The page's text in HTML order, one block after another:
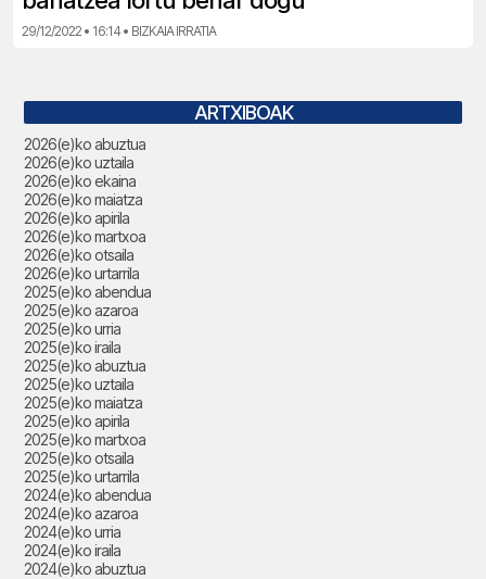
29/12/2022 • 16:14 • BIZKAIA IRRATIA
ARTXIBOAK
2026(e)ko abuztua
2026(e)ko uztaila
2026(e)ko ekaina
2026(e)ko maiatza
2026(e)ko apirila
2026(e)ko martxoa
2026(e)ko otsaila
2026(e)ko urtarrila
2025(e)ko abendua
2025(e)ko azaroa
2025(e)ko urria
2025(e)ko iraila
2025(e)ko abuztua
2025(e)ko uztaila
2025(e)ko maiatza
2025(e)ko apirila
2025(e)ko martxoa
2025(e)ko otsaila
2025(e)ko urtarrila
2024(e)ko abendua
2024(e)ko azaroa
2024(e)ko urria
2024(e)ko iraila
2024(e)ko abuztua